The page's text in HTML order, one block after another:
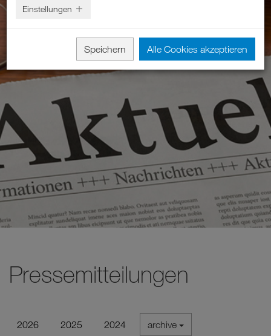
Pressemitteilungen
2026 2025 2024 archive
Einstellungen
Speichern Alle Cookies akzeptieren